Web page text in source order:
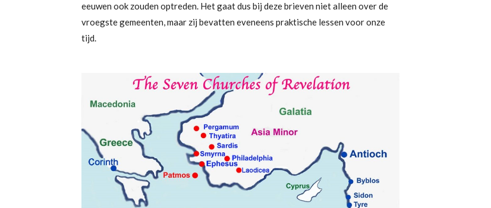
eeuwen ook zouden optreden. Het gaat dus bij deze brieven niet alleen over de
vroegste gemeenten, maar zij bevatten eveneens praktische lessen voor onze
tijd.